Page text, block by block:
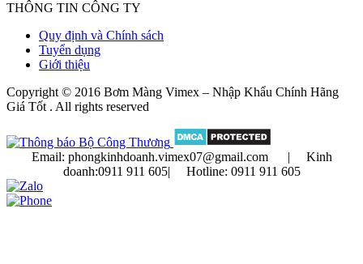
THÔNG TIN CÔNG TY
Quy định và Chính sách
Tuyển dụng
Giới thiệu
Copyright © 2016 Bơm Màng Vimex – Nhập Khẩu Chính Hãng
Giá Tốt . All rights reserved
Email: phongkinhdoanh.vimex07@gmail.com | Kinh
doanh:0911 911 605| Hotline: 0911 911 605